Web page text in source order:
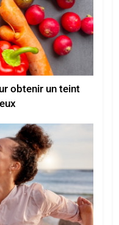
obtenir un teint